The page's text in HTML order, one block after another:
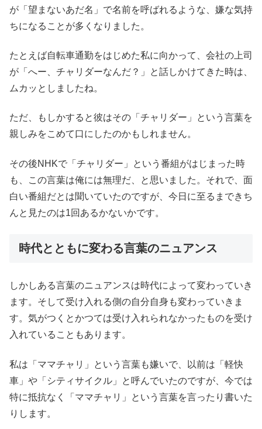
が「望まないあだ名」で名前を呼ばれるような、嫌な気持
ちになることが多くなりました。
たとえば自転車通勤をはじめた私に向かって、会社の上司
が「へー、チャリダーなんだ？」と話しかけてきた時は、
ムカッとしましたね。
ただ、もしかすると彼はその「チャリダー」という言葉を
親しみをこめて口にしたのかもしれません。
その後NHKで「チャリダー」という番組がはじまった時
も、この言葉は俺には無理だ、と思いました。それで、面
白い番組だとは聞いていたのですが、今日に至るまできち
んと見たのは1回あるかないかです。
時代とともに変わる言葉のニュアンス
しかしある言葉のニュアンスは時代によって変わっていき
ます。そして受け入れる側の自分自身も変わっていきま
す。気がつくとかつては受け入れられなかったものを受け
入れていることもあります。
私は「ママチャリ」という言葉も嫌いで、以前は「軽快
車」や「シティサイクル」と呼んでいたのですが、今では
特に抵抗なく「ママチャリ」という言葉を言ったり書いた
りします。